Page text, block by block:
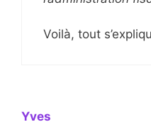
Voilà, tout
Yves